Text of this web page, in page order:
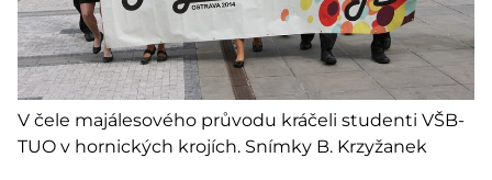
V čele majálesového průvodu kráčeli studenti VŠB-
TUO v hornických krojích. Snímky B. Krzyžanek